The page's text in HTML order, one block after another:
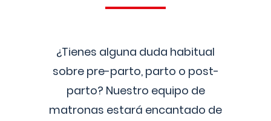
¿Tienes alguna duda habitual
sobre pre-parto, parto o post-
parto? Nuestro equipo de
matronas estará encantado de